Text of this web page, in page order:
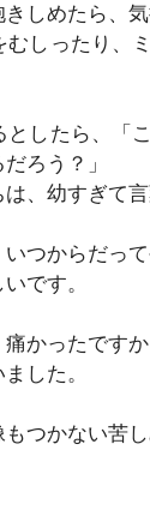
しめたら、
しったり、
したら、「
ろう？」
、幼すぎて
つからだって
です。
かったですか
した。
つかない苦